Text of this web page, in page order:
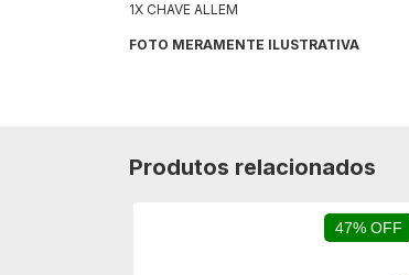
1X CHAVE ALLEM
FOTO MERAMENTE ILUSTRATIVA
Produtos relacionados
47% OFF